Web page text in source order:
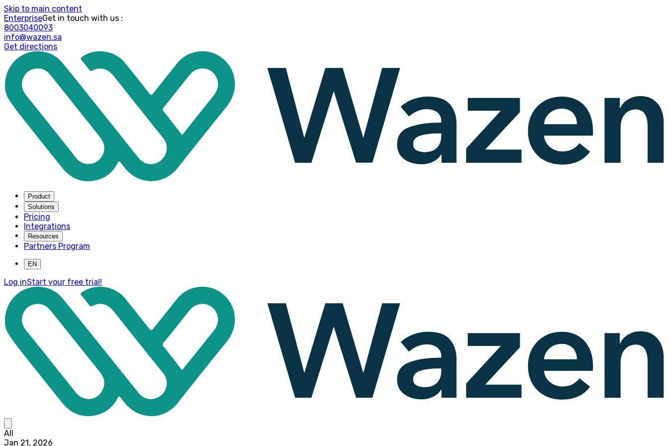
Skip to main content
Enterprise
: Get in touch with us
8003040093
info@wazen.sa
Get directions
Product
Solutions
Pricing
Integrations
Resources
Partners Program
EN
Log inStart your free trial!
All
Jan 21, 2026